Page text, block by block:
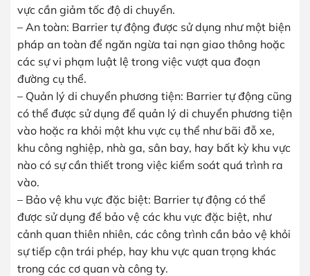
vực cần giảm tốc độ di chuyển.
– An toàn: Barrier tự động được sử dụng như một biện
pháp an toàn để ngăn ngừa tai nạn giao thông hoặc
các sự vi phạm luật lệ trong việc vượt qua đoạn
đường cụ thể.
– Quản lý di chuyển phương tiện: Barrier tự động cũng
có thể được sử dụng để quản lý di chuyển phương tiện
vào hoặc ra khỏi một khu vực cụ thể như bãi đỗ xe,
khu công nghiệp, nhà ga, sân bay, hay bất kỳ khu vực
nào có sự cần thiết trong việc kiểm soát quá trình ra
vào.
– Bảo vệ khu vực đặc biệt: Barrier tự động có thể
được sử dụng để bảo vệ các khu vực đặc biệt, như
cảnh quan thiên nhiên, các công trình cần bảo vệ khỏi
sự tiếp cận trái phép, hay khu vực quan trọng khác
trong các cơ quan và công ty.